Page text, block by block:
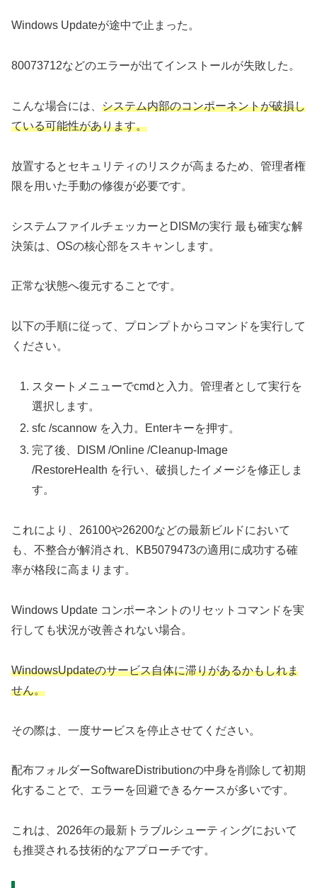
Windows Updateが途中で止まった。
80073712などのエラーが出てインストールが失敗した。
こんな場合には、 システム内部のコンポーネントが破損し
ている可能性があります。
放置するとセキュリティのリスクが高まるため、管理者権
限を用いた手動の修復が必要です。
システムファイルチェッカーとDISMの実行 最も確実な解
決策は、OSの核心部をスキャンします。
正常な状態へ復元することです。
以下の手順に従って、プロンプトからコマンドを実行して
ください。
スタートメニューでcmdと入力。管理者として実行を
選択します。
sfc /scannow を入力。Enterキーを押す。
完了後、DISM /Online /Cleanup-Image
/RestoreHealth を行い、破損したイメージを修正しま
す。
これにより、26100や26200などの最新ビルドにおいて
も、不整合が解消され、KB5079473の適用に成功する確
率が格段に高まります。
Windows Update コンポーネントのリセットコマンドを実
行しても状況が改善されない場合。
WindowsUpdateのサービス自体に滞りがあるかもしれま
せん。
その際は、一度サービスを停止させてください。
配布フォルダーSoftwareDistributionの中身を削除して初期
化することで、エラーを回避できるケースが多いです。
これは、2026年の最新トラブルシューティングにおいて
も推奨される技術的なアプローチです。